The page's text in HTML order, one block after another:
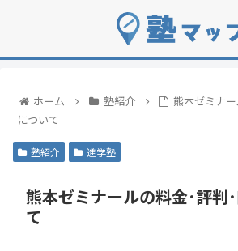
ホーム 塾紹介
熊本ゼミナ
について
塾紹介 進学塾
熊本ゼミナールの料金･評判
て